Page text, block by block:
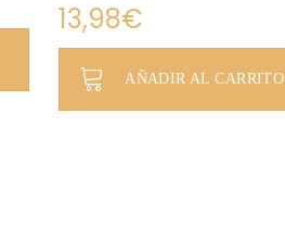
Valorado
con4.64
de 5
13,98€
AÑADIR AL CARRITO